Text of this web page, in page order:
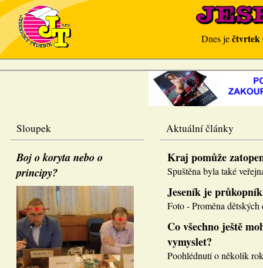
Dnes ječtvrtek
Sloupek
Boj o koryta nebo o
principy?
Aktuální články
Kraj pomůže
Spuštěna byla také
Jeseník je průkopník
Foto - Proměna
Co všechno ještě
vymyslet?
Poohlédnutí o několik